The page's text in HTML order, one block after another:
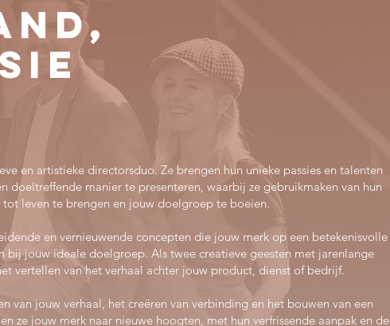
en artistieke directorsduo. Ze brengen hun unieke passies en talenten
doeltreffende manier te presenteren, waarbij ze gebruikmaken van hun
leven te brengen en jouw doelgroep te boeien.
en vernieuwende concepten die jouw merk op een betekenisvolle
bij jouw ideale doelgroep. Als twee creatieve geesten met jarenlange
vertellen van het verhaal achter jouw product, dienst of bedrijf.
van jouw verhaal, het creëren van verbinding en het bouwen van een
ze jouw merk naar nieuwe hoogten, met hun verfrissende aanpak en de